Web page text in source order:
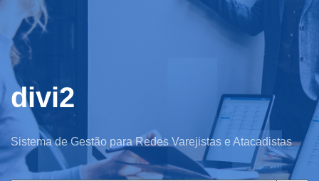
divi2
Sistema de Gestão para Redes Varejistas e Atacadistas